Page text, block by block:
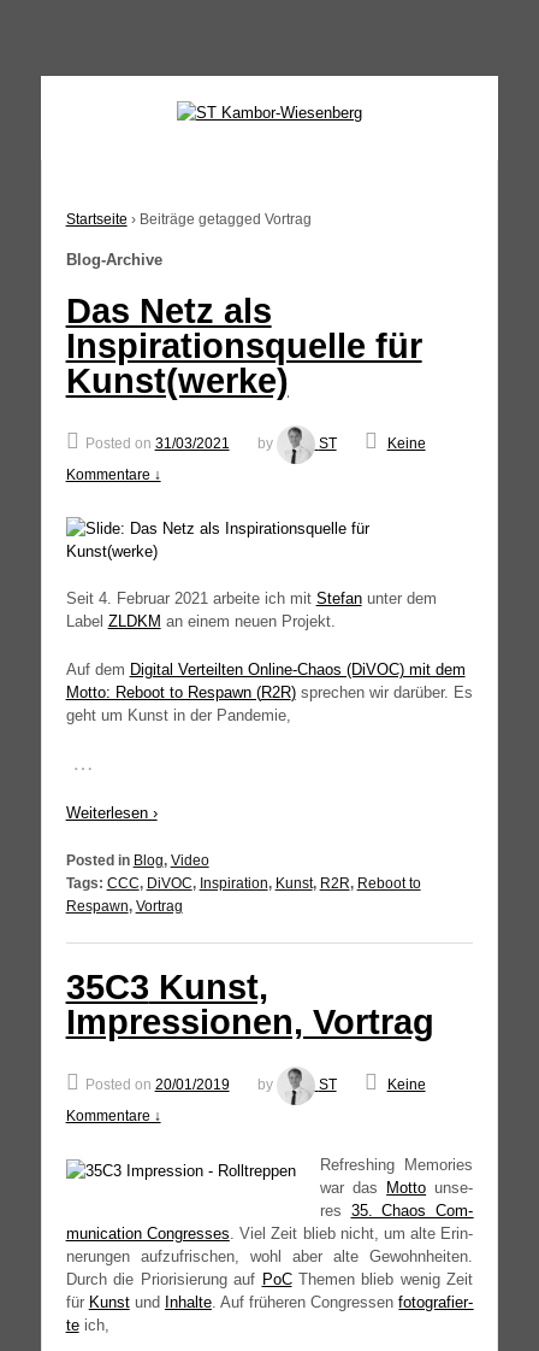
↓
Startseite › Beiträge getagged Vortrag
Blog-Archive
Das Netz als
Inspirationsquelle für
Kunst(werke)
Posted on 31/03/2021 by ST
Keine
Kommentare ↓
Seit 4. Febru­ar 2021 arbei­te ich mit Ste­fanunter dem
Label ZLDKM an einem neu­en Projekt.
Auf dem Digi­tal Ver­teil­ten Online-Chaos (DiVOC) mit dem
Mot­to: Reboot to Res­pawn (R2R)spre­chen wir dar­über. Es
geht um Kunst in der Pandemie,
…
Wei­ter­le­sen ›
Posted in Blog, Video
Tags: CCC, DiVOC, Inspiration, Kunst, R2R, Reboot to
Respawn, Vortrag
35C3 Kunst,
Impressionen, Vortrag
Posted on 20/01/2019 by ST
Keine
Kommentare ↓
Refres­hing Memo­ries
war das
Mot­to unse­
res 35. Cha­os Com­
mu­ni­ca­ti­on Con­gres­ses. Viel Zeit blieb nicht, um alte Erin­
ne­run­gen auf­zu­fri­schen, wohl aber alte Gewohn­hei­ten.
Durch die Prio­ri­sie­rung auf PoCThe­men blieb wenig Zeit
für Kunstund Inhal­te. Auf frü­he­ren Con­gres­senfoto­gra­fier­
teich,